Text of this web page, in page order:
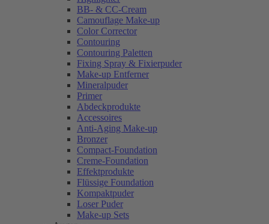
BB- & CC-Cream
Camouflage Make-up
Color Corrector
Contouring
Contouring Paletten
Fixing Spray & Fixierpuder
Make-up Entferner
Mineralpuder
Primer
Abdeckprodukte
Accessoires
Anti-Aging Make-up
Bronzer
Compact-Foundation
Creme-Foundation
Effektprodukte
Flüssige Foundation
Kompaktpuder
Loser Puder
Make-up Sets